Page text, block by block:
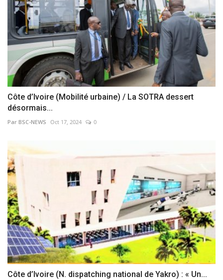
Côte d’Ivoire (Mobilité urbaine) / La SOTRA dessert
désormais...
Par BSC-NEWS Oct 17, 2024 0
Côte d’Ivoire (N. dispatching national de Yakro) : « Un...